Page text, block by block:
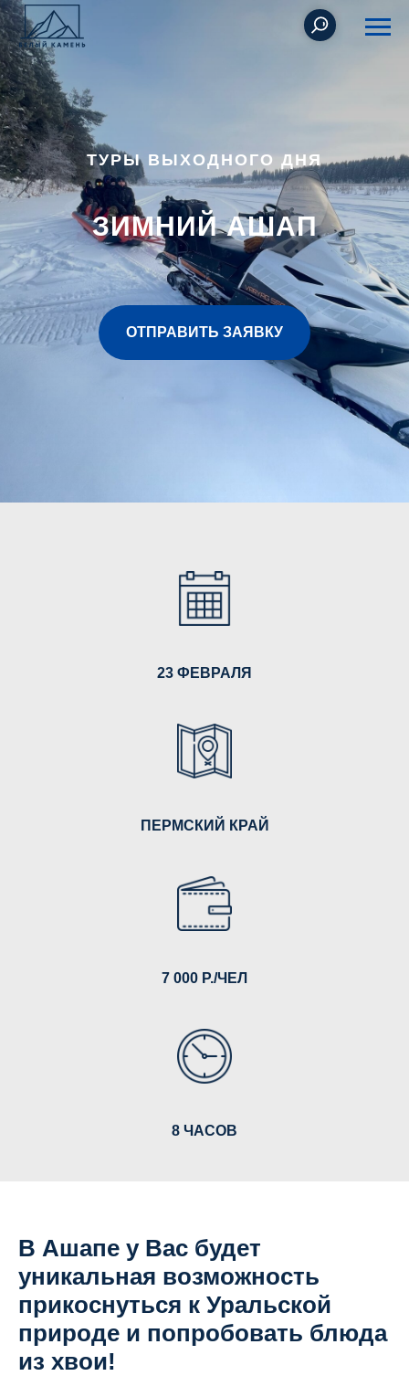
ТУРЫ ВЫХОДНОГО ДНЯ
ЗИМНИЙ АШАП
ОТПРАВИТЬ ЗАЯВКУ
23 ФЕВРАЛЯ
ПЕРМСКИЙ КРАЙ
7 000 Р./ЧЕЛ
8 ЧАСОВ
В Ашапе у Вас будет
уникальная возможность
прикоснуться к Уральской
природе и попробовать блюда
из хвои!